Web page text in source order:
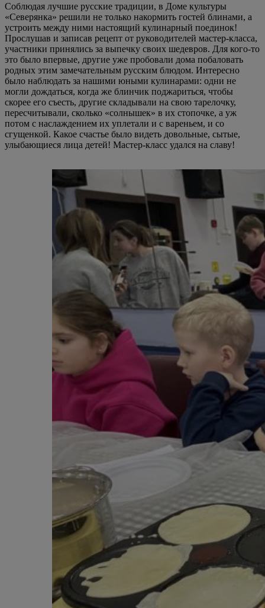
Соблюдая лучшие русские традиции, в Доме культуры
«Северянка» решили не только накормить гостей блинами, а
устроить между ними настоящий кулинарный поединок!
Прослушав и записав рецепт от руководителей мастер-класса,
участники принялись за выпечку своих шедевров. Для кого-то
это было впервые, другие уже пробовали дома побаловать
родных этим замечательным русским блюдом. Интересно
было наблюдать за нашими юными кулинарами: одни не
могли дождаться, когда же блинчик поджариться, чтобы
скорее его съесть, другие складывали на свою тарелочку,
пересчитывали, сколько «солнышек» в их стопочке, а уж
потом с наслаждением их уплетали и с вареньем, и со
сгущенкой. Какое счастье было видеть довольные, сытые,
улыбающиеся лица детей! Мастер-класс удался на славу!